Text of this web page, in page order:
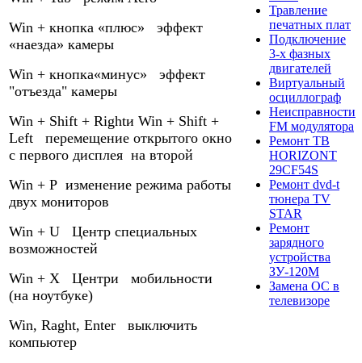
Win + кнопка «плюс» эффект
«наезда» камеры
Win + кнопка«минус» эффект
"отъезда" камеры
Win + Shift + Rightи Win + Shift +
Left перемещение открытого окно
с первого дисплея на второй
Win + P изменение режима работы
двух мониторов
Win + U Центр специальных
возможностей
Win + X Центри мобильности
(на ноутбуке)
Win, Raght, Enter выключить
компьютер
Травление
печатных плат
Подключение
3-х фазных
двигателей
Виртуальный
осциллограф
Неисправности
FM модулятора
Ремонт ТВ
HORIZONT
29CF54S
Ремонт dvd-t
тюнера TV
STAR
Ремонт
зарядного
устройства
ЗУ-120М
Замена ОС в
телевизоре